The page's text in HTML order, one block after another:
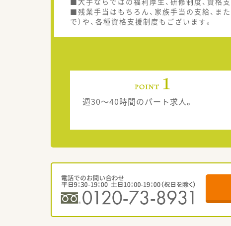
■残業手当はもちろん、家族手当の支給、また
で）や、各種資格支援制度もございます。
週30～40時間のパート求人。